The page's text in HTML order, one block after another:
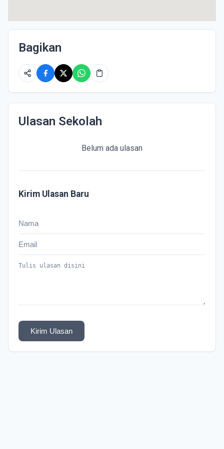
Bagikan
Ulasan Sekolah
Belum ada ulasan
Kirim Ulasan Baru
Kirim Ulasan